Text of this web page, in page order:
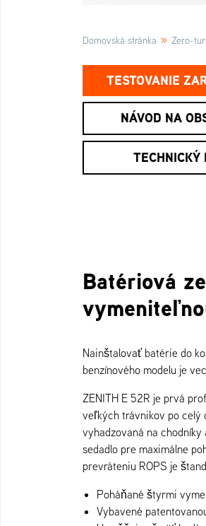
Domovská stránka » Zero-
TESTOVANIE
NÁVOD NA
TECHNICKÝ
Batériová
Nainštalovať batérie do
benzínového modelu je
ZENITH E 52R je prvá
veľkých trávnikov po celý
vyhadzovaná na
sedadlo pre maximálne
prevráteniu ROPS je
Poháňané štyrmi
Vybavené